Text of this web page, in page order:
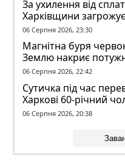
За ухилення від
Харківщини
волі
06 Серпня 2026, 23:30
Магнітна буря
Землю накриє
06 Серпня 2026, 22:42
Сутичка під час
Харкові 60-річний
конфлікті з ТЦК
06 Серпня 2026, 20:38